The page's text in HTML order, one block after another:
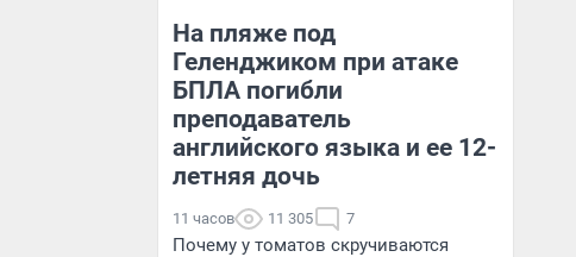
На пляже под
Геленджиком при атаке
БПЛА погибли
преподаватель
английского языка и ее 12-
летняя дочь
11 часов 11 305 7
Почему у томатов скручиваются